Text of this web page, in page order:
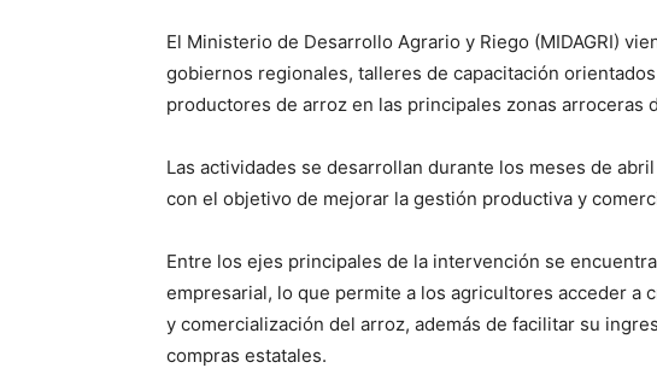
El Ministerio de Desarrollo Agrario y Riego (MIDAGRI)
gobiernos regionales, talleres de capacitación
productores de arroz en las principales zonas arroceras
Las actividades se desarrollan durante los meses de
con el objetivo de mejorar la gestión productiva y
Entre los ejes principales de la intervención se
empresarial, lo que permite a los agricultores acceder a
y comercialización del arroz, además de facilitar su
compras estatales.